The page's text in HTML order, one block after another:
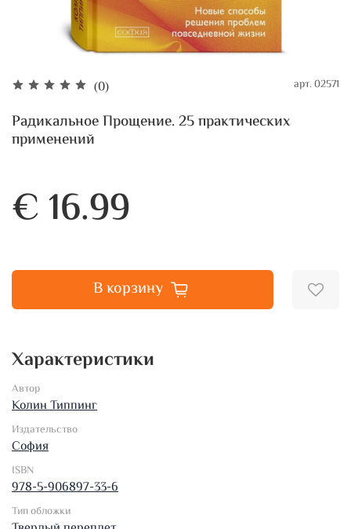
(0) арт.02571
Радикальное Прощение. 25 практических
применений
€ 16.99
В корзину
Характеристики
Автор
Колин Типпинг
Издательство
София
ISBN
978-5-906897-33-6
Тип обложки